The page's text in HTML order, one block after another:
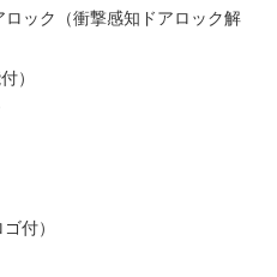
ック（衝撃感知ドアロック解
）
付）